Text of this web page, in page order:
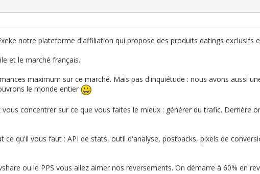
notre plateforme d'affiliation qui propose des produits datings exclusifs
et le marché français.
maximum sur ce marché. Mais pas d'inquiétude : nous avons aussi
le monde entier
vous concentrer sur ce que vous faites le mieux : générer du trafic. Derrière
ce qu'il vous faut : API de stats, outil d'analyse, postbacks, pixels de
ou le PPS vous allez aimer nos reversements. On démarre à 60% en